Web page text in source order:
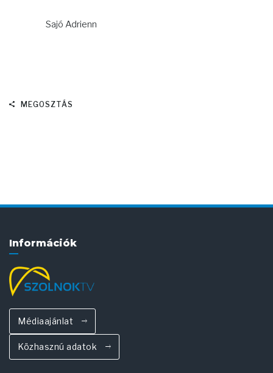
Sajó Adrienn
MEGOSZTÁS
Információk
Médiaajánlat
Közhasznú adatok